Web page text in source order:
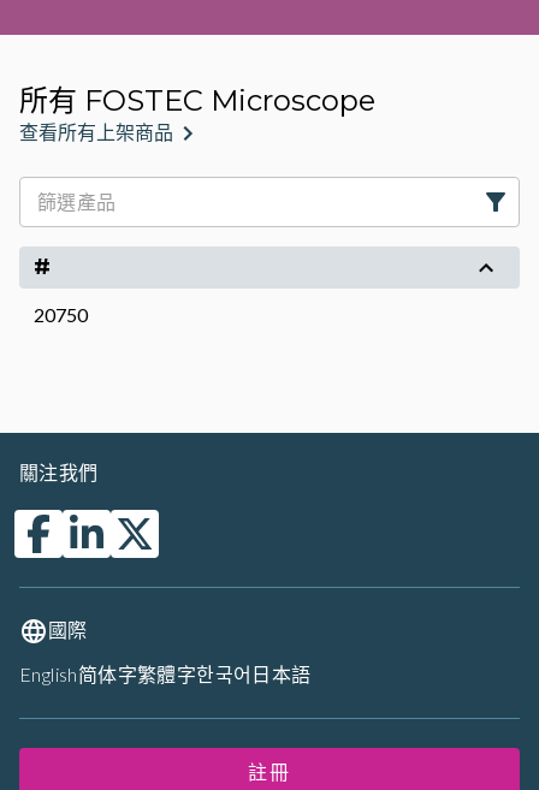
所有 FOSTEC Microscope
查看所有上架商品
#
20750
關注我們
國際
English简体字繁體字한국어 日本語
註冊